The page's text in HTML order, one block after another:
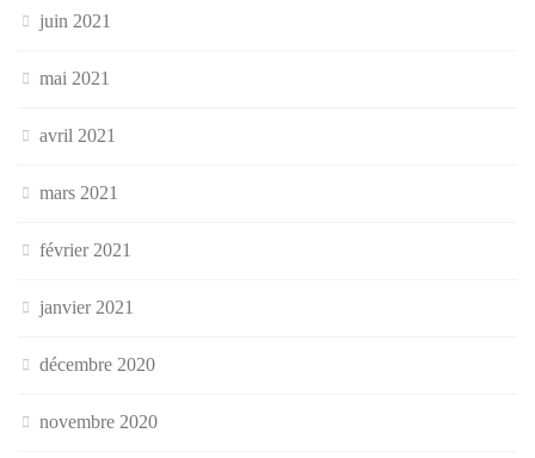
juin 2021
mai 2021
avril 2021
mars 2021
février 2021
janvier 2021
décembre 2020
novembre 2020